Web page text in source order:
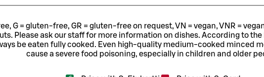
G = gluten-free, GR = gluten-free on request, VN = vegan, VNR =
Please ask our staff for more information on dishes. According to the
be eaten fully cooked. Even high-quality medium-cooked minced
cause a severe food poisoning, especially in children and older